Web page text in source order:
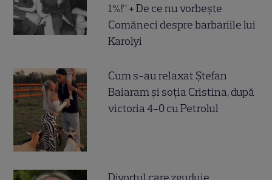
1%!” + De ce nu vorbește
Comăneci despre barbariile lui
Karolyi
Cum s-au relaxat Ștefan
Baiaram și soția Cristina, după
victoria 4-0 cu Petrolul
Divorțul care zguduie